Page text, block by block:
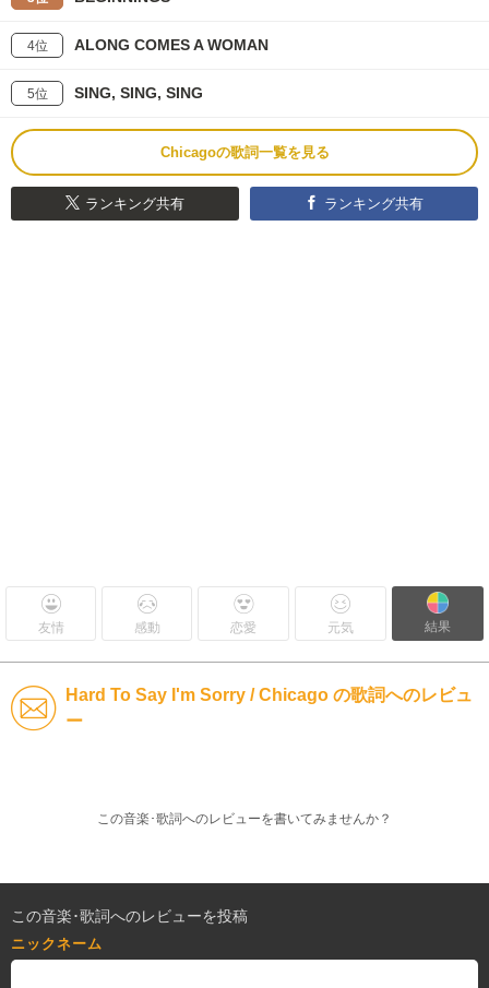
4位 ALONG COMES A WOMAN
5位 SING, SING, SING
Chicagoの歌詞一覧を見る
ランキング共有 ランキング共有
友情 感動 恋愛 元気 結果
Hard To Say I'm Sorry / Chicago の歌詞へのレビュ
ー
この音楽･歌詞へのレビューを書いてみませんか？
この音楽･歌詞へのレビューを投稿
ニックネーム